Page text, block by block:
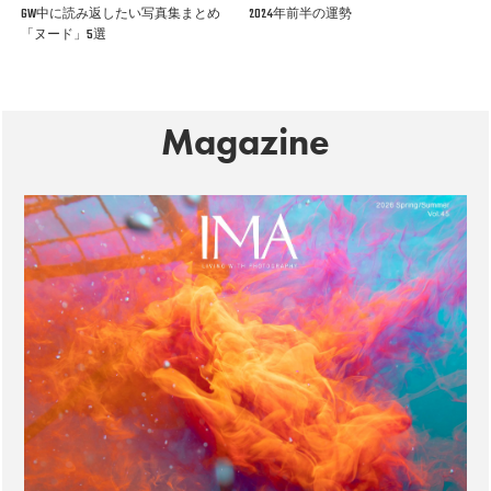
GW中に読み返したい写真集まとめ
「ヌード」5選
2024年前半の運勢
Magazine